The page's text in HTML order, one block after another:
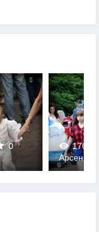
0
1763
0
Арсеньев